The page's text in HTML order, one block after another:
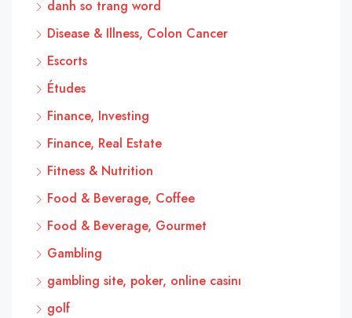
danh so trang word
Disease & Illness, Colon Cancer
Escorts
Études
Finance, Investing
Finance, Real Estate
Fitness & Nutrition
Food & Beverage, Coffee
Food & Beverage, Gourmet
Gambling
gambling site, poker, online casinı
golf